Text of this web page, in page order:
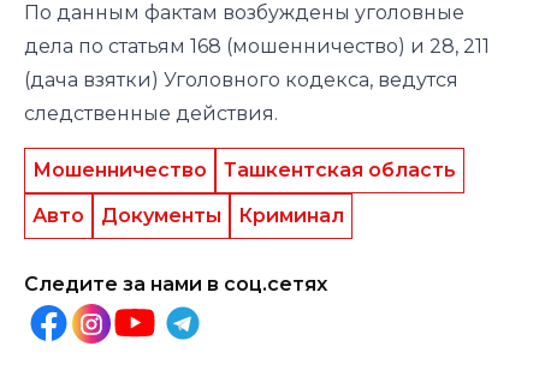
По данным фактам возбуждены уголовные
дела по статьям 168 (мошенничество) и 28, 211
(дача взятки) Уголовного кодекса, ведутся
следственные действия.
Мошенничество
Ташкентская область
Авто
Документы Криминал
Следите за нами в соц.сетях